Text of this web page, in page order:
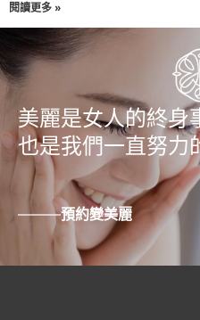
閱讀更多 »
美麗是女人的終身
也是我們一直努力
———預約變美麗